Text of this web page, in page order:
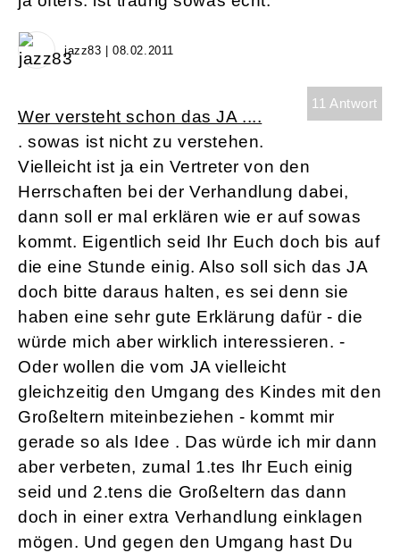
jazz83 | 08.02.2011
11 Antwort
Wer versteht schon das JA ....
. sowas ist nicht zu verstehen.
Vielleicht ist ja ein Vertreter von den
Herrschaften bei der Verhandlung dabei,
dann soll er mal erklären wie er auf sowas
kommt. Eigentlich seid Ihr Euch doch bis auf
die eine Stunde einig. Also soll sich das JA
doch bitte daraus halten, es sei denn sie
haben eine sehr gute Erklärung dafür - die
würde mich aber wirklich interessieren. -
Oder wollen die vom JA vielleicht
gleichzeitig den Umgang des Kindes mit den
Großeltern miteinbeziehen - kommt mir
gerade so als Idee . Das würde ich mir dann
aber verbeten, zumal 1.tes Ihr Euch einig
seid und 2.tens die Großeltern das dann
doch in einer extra Verhandlung einklagen
mögen. Und gegen den Umgang hast Du